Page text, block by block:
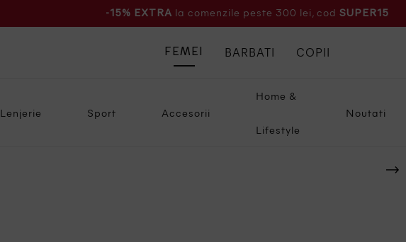
-15% EXTRA la comenzile peste 300 lei, cod SUPER15
Lenjerie Sport Accesorii
Home &
Lifestyle
Noutati
FEMEI BARBATI COPII